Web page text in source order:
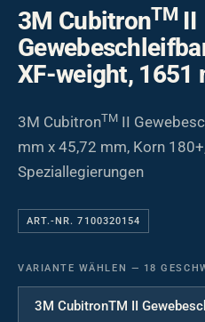
3M CubitronTMII
XF-weight, 1651
3M CubitronTM II
mm x 45,72 mm, Korn
Speziallegierungen
ART.-NR. 7100320154
VARIANTE WÄHLEN — 18